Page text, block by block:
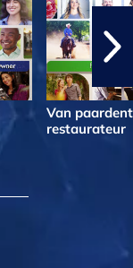
Van
restaurateur